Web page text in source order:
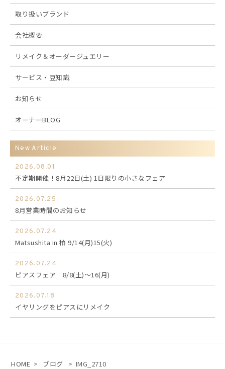
取り扱いブランド
会社概要
リメイク＆オーダージュエリー
サービス・豆知識
お知らせ
オーナーBLOG
New Article
2026.08.01
不定期開催！8月22日(土) 1日限りの小さなフェア
2026.07.25
8月営業時間のお知らせ
2026.07.24
Matsushita in 柏 9/14(月)15(火)
2026.07.24
ピアスフェア 8/8(土)～16(月)
2026.07.18
イヤリングをピアスにリメイク
HOME > ブログ > IMG_2710